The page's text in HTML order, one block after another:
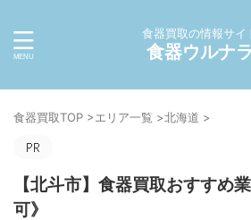
食器買取の情報サイ
食器ウルナラ
食器買取TOP >エリア一覧 >北海道 >
【北斗市】食器買取おすすめ
可》